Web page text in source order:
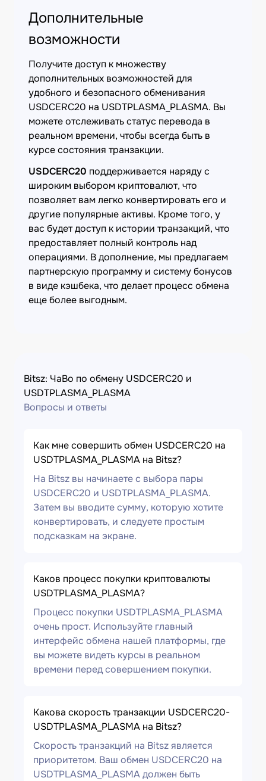
Дополнительные
возможности
Получите доступ к множеству
дополнительных возможностей для
удобного и безопасного обменивания
USDCERC20 на USDTPLASMA_PLASMA. Вы
можете отслеживать статус перевода в
реальном времени, чтобы всегда быть в
курсе состояния транзакции.
USDCERC20 поддерживается наряду с
широким выбором криптовалют, что
позволяет вам легко конвертировать его и
другие популярные активы. Кроме того, у
вас будет доступ к истории транзакций, что
предоставляет полный контроль над
операциями. В дополнение, мы предлагаем
партнерскую программу и систему бонусов
в виде кэшбека, что делает процесс обмена
еще более выгодным.
Bitsz: ЧаВо по обмену USDCERC20 и
USDTPLASMA_PLASMA
Вопросы и ответы
Как мне совершить обмен USDCERC20 на
USDTPLASMA_PLASMA на Bitsz?
На Bitsz вы начинаете с выбора пары
USDCERC20 и USDTPLASMA_PLASMA.
Затем вы вводите сумму, которую хотите
конвертировать, и следуете простым
подсказкам на экране.
Каков процесс покупки криптовалюты
USDTPLASMA_PLASMA?
Процесс покупки USDTPLASMA_PLASMA
очень прост. Используйте главный
интерфейс обмена нашей платформы, где
вы можете видеть курсы в реальном
времени перед совершением покупки.
Какова скорость транзакции USDCERC20-
USDTPLASMA_PLASMA на Bitsz?
Скорость транзакций на Bitsz является
приоритетом. Ваш обмен USDCERC20 на
USDTPLASMA_PLASMA должен быть